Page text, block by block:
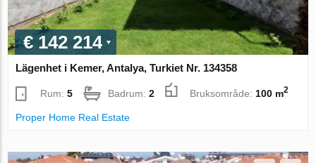
€ 142 214
Lägenhet i Kemer, Antalya, Turkiet Nr. 134358
Rum:5 Badrum:2 Bruksområde: 100 m2
Proper Home Real Estate